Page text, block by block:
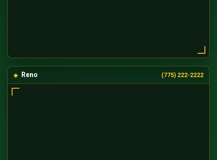
Reno (775) 222-2222